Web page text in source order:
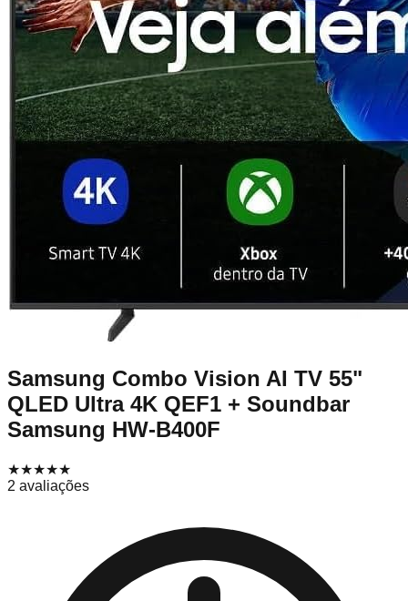
Samsung Combo Vision AI TV 55"
QLED Ultra 4K QEF1 + Soundbar
Samsung HW-B400F
★★★★★
2 avaliações